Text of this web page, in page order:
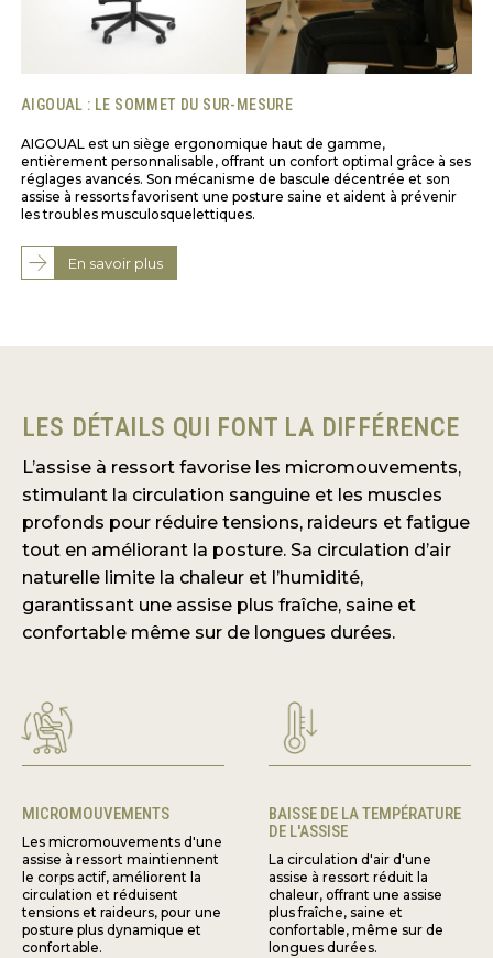
AIGOUAL : LE SOMMET DU SUR-MESURE
AIGOUAL est un siège ergonomique haut de gamme,
entièrement personnalisable, offrant un confort optimal grâce à ses
réglages avancés. Son mécanisme de bascule décentrée et son
assise à ressorts favorisent une posture saine et aident à prévenir
les troubles musculosquelettiques.
En savoir plus
LES DÉTAILS QUI FONT LA DIFFÉRENCE
L’assise à ressort favorise les micromouvements,
stimulant la circulation sanguine et les muscles
profonds pour réduire tensions, raideurs et fatigue
tout en améliorant la posture. Sa circulation d’air
naturelle limite la chaleur et l’humidité,
garantissant une assise plus fraîche, saine et
confortable même sur de longues durées.
MICROMOUVEMENTS
Les micromouvements d'une
assise à ressort maintiennent
le corps actif, améliorent la
circulation et réduisent
tensions et raideurs, pour une
posture plus dynamique et
confortable.
BAISSE DE LA TEMPÉRATURE
DE L'ASSISE
La circulation d'air d'une
assise à ressort réduit la
chaleur, offrant une assise
plus fraîche, saine et
confortable, même sur de
longues durées.